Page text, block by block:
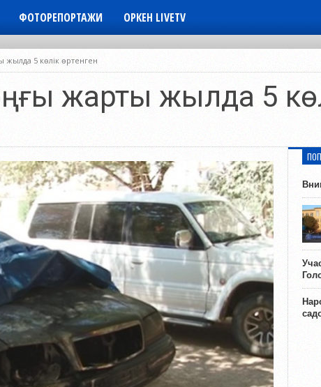
ФОТОРЕПОРТАЖИ ОРКЕН LIVETV
жылда 5 көлік өртенген
жарты жылда 5